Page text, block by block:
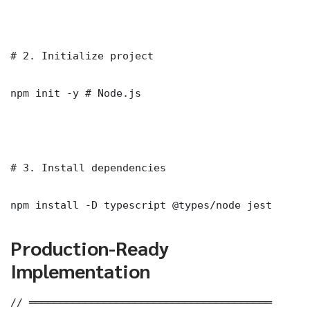
# 2. Initialize project
npm init -y # Node.js
# 3. Install dependencies
npm install -D typescript @types/node jest
Production-Ready
Implementation
// ═══════════════════════════════════════